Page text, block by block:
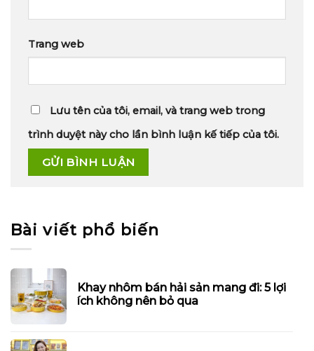
Trang web
Lưu tên của tôi, email, và trang web trong
trình duyệt này cho lần bình luận kế tiếp của tôi.
Bài viết phổ biến
Khay nhôm bán hải sản mang đi: 5 lợi
ích không nên bỏ qua